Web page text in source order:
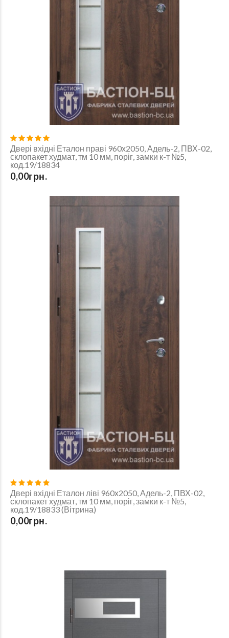
Двері вхідні Еталон праві 960х2050, Адель-2, ПВХ-02,
склопакет худмат, тм 10 мм, поріг, замки к-т №5,
код.19/18834
0,00грн.
Двері вхідні Еталон ліві 960х2050, Адель-2, ПВХ-02,
склопакет худмат, тм 10 мм, поріг, замки к-т №5,
код.19/18833 (Вітрина)
0,00грн.